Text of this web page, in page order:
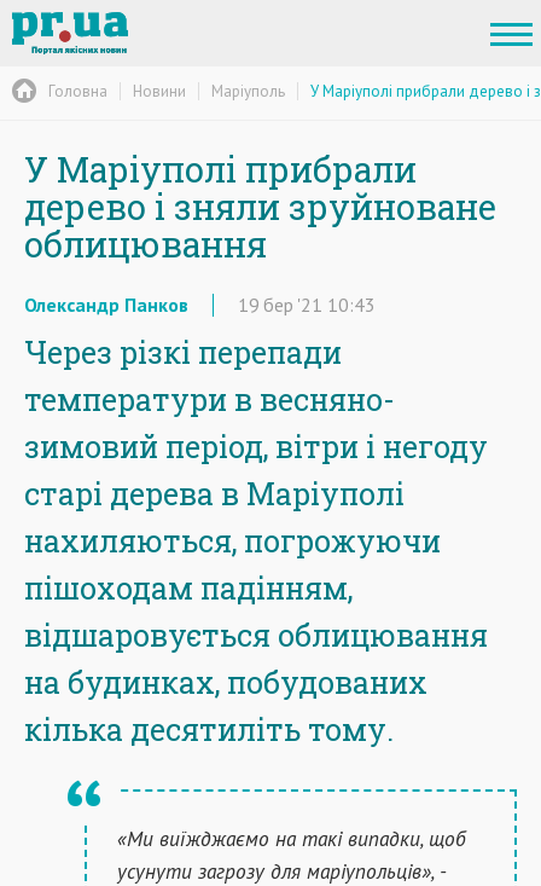
Головна Новини Маріуполь У Маріуполі прибрали дерево
У Маріуполі прибрали
дерево і зняли зруйноване
облицювання
Олександр Панков 19 бер '21 10:43
Через різкі перепади
температури в весняно-
зимовий період, вітри і негоду
старі дерева в Маріуполі
нахиляються, погрожуючи
пішоходам падінням,
відшаровується облицювання
на будинках, побудованих
кілька десятиліть тому.
«Ми виїжджаємо на такі випадки, щоб
усунути загрозу для маріупольців», -